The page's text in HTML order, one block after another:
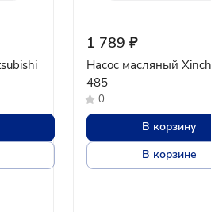
1 789 ₽
Насос масляный
485
0
В корзину
В корзине